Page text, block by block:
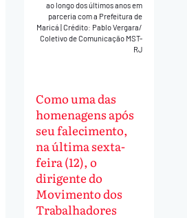
ao longo dos últimos anos em
parceria com a Prefeitura de
Maricá Crédito: Pablo Vergara/
Coletivo de Comunicação MST-
RJ
Como uma das
homenagens após
seu falecimento,
na última sexta-
feira (12), o
dirigente do
Movimento dos
Trabalhadores